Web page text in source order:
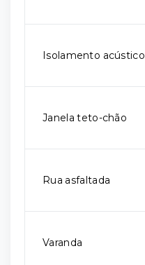
Isolamento acústico
Janela teto-chão
Rua asfaltada
Varanda